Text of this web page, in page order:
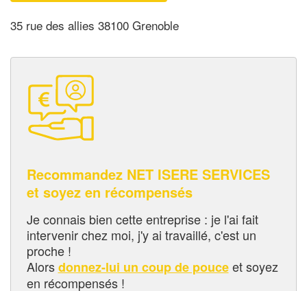
35 rue des allies 38100 Grenoble
Recommandez NET ISERE SERVICES
et soyez en récompensés
Je connais bien cette entreprise : je l'ai fait
intervenir chez moi, j'y ai travaillé, c'est un
proche !
Alorsdonnez-lui un coup de pouceet soyez
en récompensés !